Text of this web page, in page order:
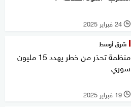
l 24 فبراير 2025
شرق أوسط
منظمة تحذر من خطر يهدد 15 مليون
سوري
l 19 فبراير 2025